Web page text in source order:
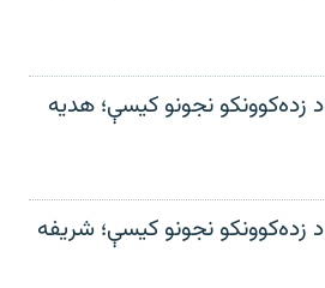
د زده‌کوونکو نجونو کیسې؛ هدیه
د زده‌کوونکو نجونو کیسې؛ شریفه